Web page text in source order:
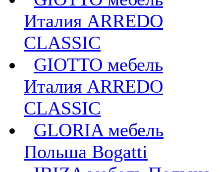
Италия ARREDO
CLASSIC
GIOTTO мебель
Италия ARREDO
CLASSIC
GLORIA мебель
Польша Bogatti